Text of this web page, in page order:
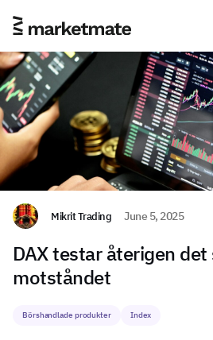
Mikrit Trading June 5, 2025
DAX testar återigen
motståndet
Börshandlade produkter Index